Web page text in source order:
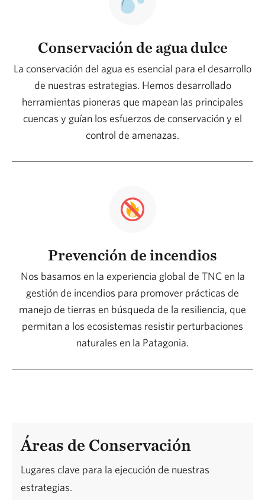
Conservación de agua dulce
La conservación del agua es esencial para el desarrollo
de nuestras estrategias. Hemos desarrollado
herramientas pioneras que mapean las principales
cuencas y guían los esfuerzos de conservación y el
control de amenazas.
Prevención de incendios
Nos basamos en la experiencia global de TNC en la
gestión de incendios para promover prácticas de
manejo de tierras en búsqueda de la resiliencia, que
permitan a los ecosistemas resistir perturbaciones
naturales en la Patagonia.
Áreas de Conservación
Lugares clave para la ejecución de nuestras
estrategias.